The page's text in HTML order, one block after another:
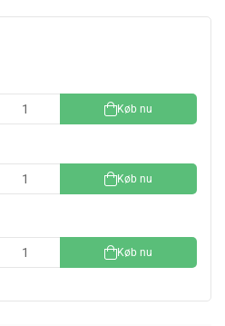
Køb nu
Køb nu
Køb nu